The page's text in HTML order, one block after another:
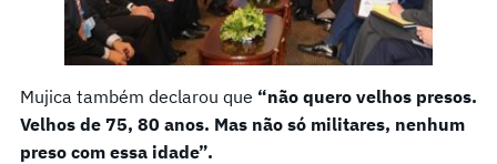
Mujica também declarou que “não quero velhos presos.
Velhos de 75, 80 anos. Mas não só militares, nenhum
preso com essa idade”.